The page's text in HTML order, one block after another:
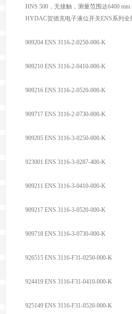
HNS 500，无接触，测量范围达6400 mm
HYDAC贺德克电子液位开关ENS系列全
909204 ENS 3116-2-0250-000-K
909210 ENS 3116-2-0410-000-K
909216 ENS 3116-2-0520-000-K
909717 ENS 3116-2-0730-000-K
909205 ENS 3116-3-0250-000-K
923001 ENS 3116-3-0287-400-K
909211 ENS 3116-3-0410-000-K
909217 ENS 3116-3-0520-000-K
909718 ENS 3116-3-0730-000-K
926515 ENS 3116-F31-0250-000-K
924419 ENS 3116-F31-0410-000-K
925149 ENS 3116-F31-0520-000-K